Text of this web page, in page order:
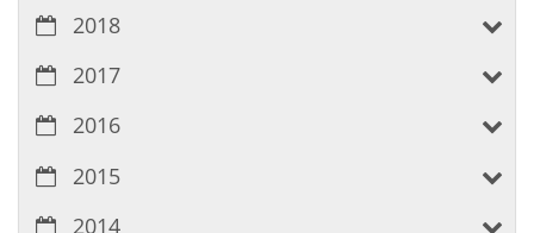
2018
2017
2016
2015
2014